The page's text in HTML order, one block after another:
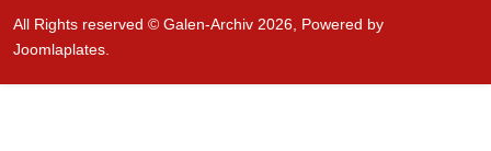
All Rights reserved © Galen-Archiv 2026, Powered by
Joomlaplates